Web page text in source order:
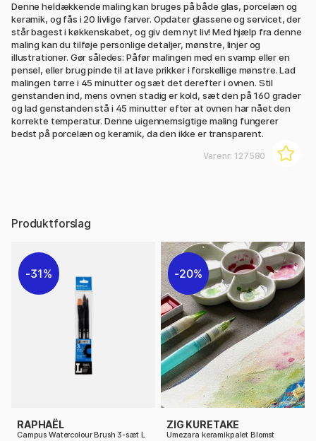
Denne heldækkende maling kan bruges på både glas, porcelæn og
keramik, og fås i 20 livlige farver. Opdater glassene og servicet, der
står bagest i køkkenskabet, og giv dem nyt liv! Med hjælp fra denne
maling kan du tilføje personlige detaljer, mønstre, linjer og
illustrationer. Gør således: Påfør malingen med en svamp eller en
pensel, eller brug pinde til at lave prikker i forskellige mønstre. Lad
malingen tørre i 45 minutter og sæt det derefter i ovnen. Stil
genstanden ind, mens ovnen stadig er kold, sæt den på 160 grader
og lad genstanden stå i 45 minutter efter at ovnen har nået den
korrekte temperatur. Denne uigennemsigtige maling fungerer
bedst på porcelæn og keramik, da den ikke er transparent.
Varenr: 127580
Produktforslag
31%
RAPHAËL
Campus Watercolour Brush 3-sæt L
20%
ZIG KURETAKE
Umezara keramikpalet Blomst